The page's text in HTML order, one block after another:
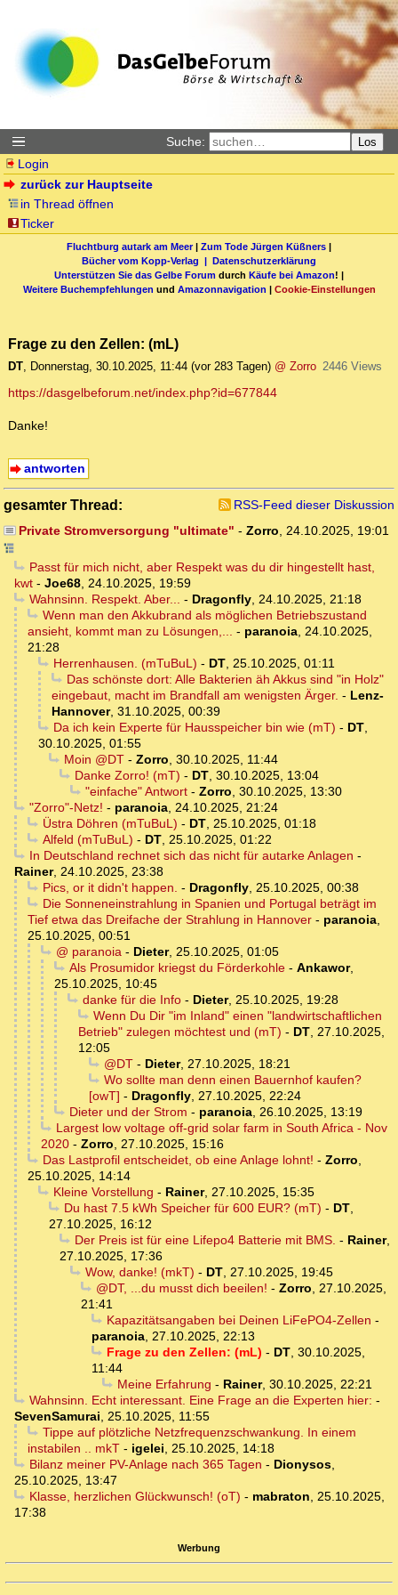
Suche: Los
Login
zurück zur Hauptseite
in Thread öffnen
Ticker
Fluchtburg autark am Meer| Zum Tode Jürgen Küßners |
Bücher vom Kopp-Verlag | Datenschutzerklärung
Unterstützen Sie das Gelbe Forum durch Käufe bei Amazon! |
Weitere Buchempfehlungen und Amazonnavigation | Cookie-Einstellungen
Frage zu den Zellen: (mL)
DT, Donnerstag, 30.10.2025, 11:44 (vor 283 Tagen) @ Zorro 2446 Views
https://dasgelbeforum.net/index.php?id=677844
Danke!
antworten
gesamter Thread:
RSS-Feed dieser Diskussion
Private Stromversorgung "ultimate" - Zorro, 24.10.2025, 19:01
Passt für mich nicht, aber Respekt was du dir hingestellt hast,
kwt - Joe68, 24.10.2025, 19:59
Wahnsinn. Respekt. Aber... - Dragonfly, 24.10.2025, 21:18
Wenn man den Akkubrand als möglichen Betriebszustand
ansieht, kommt man zu Lösungen,... - paranoia, 24.10.2025,
21:28
Herrenhausen. (mTuBuL) - DT, 25.10.2025, 01:11
Das schönste dort: Alle Bakterien äh Akkus sind "in Holz"
eingebaut, macht im Brandfall am wenigsten Ärger. - Lenz-
Hannover, 31.10.2025, 00:39
Da ich kein Experte für Hausspeicher bin wie (mT) - DT,
30.10.2025, 01:55
Moin @DT- Zorro, 30.10.2025, 11:44
Danke Zorro! (mT) - DT, 30.10.2025, 13:04
"einfache" Antwort- Zorro, 30.10.2025, 13:30
"Zorro"-Netz! - paranoia, 24.10.2025, 21:24
Üstra Döhren (mTuBuL) - DT, 25.10.2025, 01:18
Alfeld (mTuBuL) - DT, 25.10.2025, 01:22
In Deutschland rechnet sich das nicht für autarke Anlagen -
Rainer, 24.10.2025, 23:38
Pics, or it didn't happen. - Dragonfly, 25.10.2025, 00:38
Die Sonneneinstrahlung in Spanien und Portugal beträgt im
Tief etwa das Dreifache der Strahlung in Hannover - paranoia,
25.10.2025, 00:51
@ paranoia- Dieter, 25.10.2025, 01:05
Als Prosumidor kriegst du Förderkohle- Ankawor,
25.10.2025, 10:45
danke für die Info- Dieter, 25.10.2025, 19:28
Wenn Du Dir "im Inland" einen "landwirtschaftlichen
Betrieb" zulegen möchtest und (mT) - DT, 27.10.2025,
12:05
@DT- Dieter, 27.10.2025, 18:21
Wo sollte man denn einen Bauernhof kaufen?
[owT] - Dragonfly, 27.10.2025, 22:24
Dieter und der Strom - paranoia, 26.10.2025, 13:19
Largest low voltage off-grid solar farm in South Africa - Nov
2020 - Zorro, 27.10.2025, 15:16
Das Lastprofil entscheidet, ob eine Anlage lohnt! - Zorro,
25.10.2025, 14:14
Kleine Vorstellung - Rainer, 27.10.2025, 15:35
Du hast 7.5 kWh Speicher für 600 EUR? (mT) - DT,
27.10.2025, 16:12
Der Preis ist für eine Lifepo4 Batterie mit BMS. - Rainer,
27.10.2025, 17:36
Wow, danke! (mkT) - DT, 27.10.2025, 19:45
@DT, ...du musst dich beeilen! - Zorro, 27.10.2025,
21:41
Kapazitätsangaben bei Deinen LiFePO4-Zellen -
paranoia, 27.10.2025, 22:13
Frage zu den Zellen: (mL) - DT, 30.10.2025,
11:44
Meine Erfahrung - Rainer, 30.10.2025, 22:21
Wahnsinn. Echt interessant. Eine Frage an die Experten hier: -
SevenSamurai, 25.10.2025, 11:55
Tippe auf plötzliche Netzfrequenzschwankung. In einem
instabilen .. mkT - igelei, 25.10.2025, 14:18
Bilanz meiner PV-Anlage nach 365 Tagen - Dionysos,
25.10.2025, 13:47
Klasse, herzlichen Glückwunsch! (oT) - mabraton, 25.10.2025,
17:38
Werbung